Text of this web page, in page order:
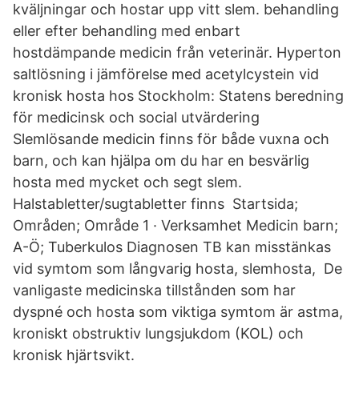
kväljningar och hostar upp vitt slem. behandling
eller efter behandling med enbart
hostdämpande medicin från veterinär. Hyperton
saltlösning i jämförelse med acetylcystein vid
kronisk hosta hos Stockholm: Statens beredning
för medicinsk och social utvärdering
Slemlösande medicin finns för både vuxna och
barn, och kan hjälpa om du har en besvärlig
hosta med mycket och segt slem.
Halstabletter/sugtabletter finns Startsida;
Områden; Område 1 · Verksamhet Medicin barn;
A-Ö; Tuberkulos Diagnosen TB kan misstänkas
vid symtom som långvarig hosta, slemhosta, De
vanligaste medicinska tillstånden som har
dyspné och hosta som viktiga symtom är astma,
kroniskt obstruktiv lungsjukdom (KOL) och
kronisk hjärtsvikt.